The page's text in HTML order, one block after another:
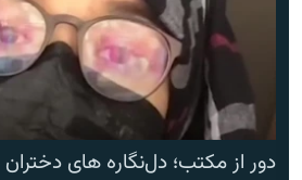
دور از مکتب؛ دل‌نگاره های